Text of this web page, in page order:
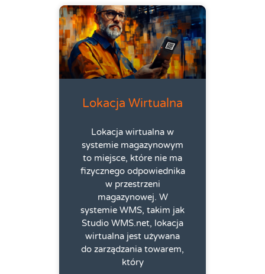
Lokacja Wirtualna
Lokacja wirtualna w
systemie magazynowym
to miejsce, które nie ma
fizycznego odpowiednika
w przestrzeni
magazynowej. W
systemie WMS, takim jak
Studio WMS.net, lokacja
wirtualna jest używana
do zarządzania towarem,
który